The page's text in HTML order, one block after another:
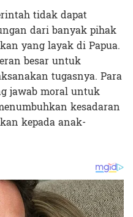
tidak dapat
dari banyak pihak
yang layak di Papua.
besar untuk
tugasnya. Para
jawab moral untuk
kesadaran
kepada anak-